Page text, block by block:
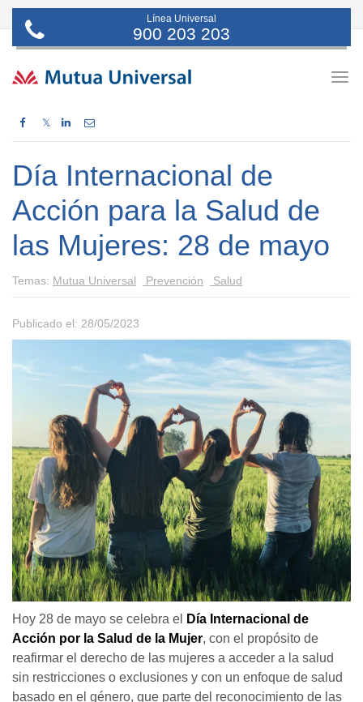
Línea Universal
900 203 203
𝕏
Día Internacional de
Acción para la Salud de
las Mujeres: 28 de mayo
Temas: Mutua Universal Prevención Salud
Publicado el: 28/05/2023
Hoy 28 de mayo se celebra el
Día Internacional de
Acción por la Salud de la Mujer, con el propósito de
reafirmar el derecho de las mujeres a acceder a la salud
sin restricciones o exclusiones y con un enfoque de salud
basado en el género, que parte del reconocimiento de las